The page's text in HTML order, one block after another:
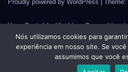
Proudly powered by WordPress | Theme:
HomeConteúdosHistória – GuerrasLivraria
Livros de Geografia Livros de História
Página Principal
Nós utilizamos cookies para
experiência em nosso site. Se
assumimos que você